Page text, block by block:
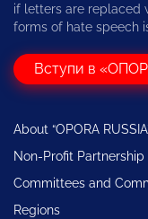
if letters are replaced
forms of hate speech
Вступи в
About “OPORA
Non-Profit Partnership
Committees and
Regions